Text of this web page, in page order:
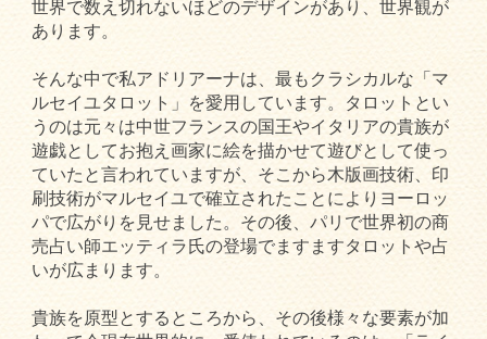
世界で数え切れないほどのデザインがあり、世界観が
あります。
そんな中で私アドリアーナは、最もクラシカルな「マ
ルセイユタロット」を愛用しています。タロットとい
うのは元々は中世フランスの国王やイタリアの貴族が
遊戯としてお抱え画家に絵を描かせて遊びとして使っ
ていたと言われていますが、そこから木版画技術、印
刷技術がマルセイユで確立されたことによりヨーロッ
パで広がりを見せました。その後、パリで世界初の商
売占い師エッティラ氏の登場でますますタロットや占
いが広まります。
貴族を原型とするところから、その後様々な要素が加